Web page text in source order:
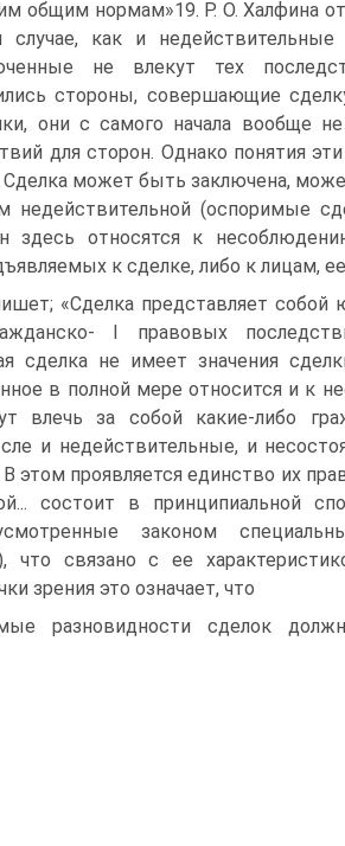
общим нормам»19. Р. О. Халфина
как и недействительные
не влекут тех
стороны, совершающие
они с самого начала вообще не
для сторон. Однако понятия
может быть заключена,
недействительной (оспоримые
здесь относятся к
к сделке, либо к лицам,
«Сделка представляет
I правовых
сделка не имеет значения
в полной мере относится и к
влечь за собой какие-либо
и недействительные, и
этом проявляется единство их
состоит в принципиальной
законом
что связано с ее
зрения это означает, что
разновидности сделок